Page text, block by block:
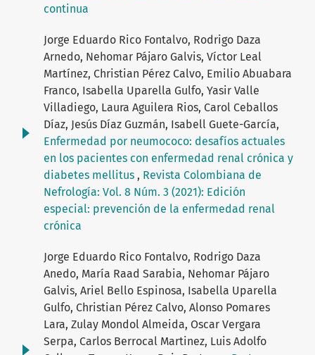
continua
Jorge Eduardo Rico Fontalvo, Rodrigo Daza
Arnedo, Nehomar Pájaro Galvis, Víctor Leal
Martínez, Christian Pérez Calvo, Emilio Abuabara
Franco, Isabella Uparella Gulfo, Yasir Valle
Villadiego, Laura Aguilera Rios, Carol Ceballos
Díaz, Jesús Díaz Guzmán, Isabell Guete-García,
Enfermedad por neumococo: desafíos actuales
en los pacientes con enfermedad renal crónica y
diabetes mellitus , Revista Colombiana de
Nefrología: Vol. 8 Núm. 3 (2021): Edición
especial: prevención de la enfermedad renal
crónica
Jorge Eduardo Rico Fontalvo, Rodrigo Daza
Anedo, María Raad Sarabia, Nehomar Pájaro
Galvis, Ariel Bello Espinosa, Isabella Uparella
Gulfo, Christian Pérez Calvo, Alonso Pomares
Lara, Zulay Mondol Almeida, Oscar Vergara
Serpa, Carlos Berrocal Martinez, Luis Adolfo